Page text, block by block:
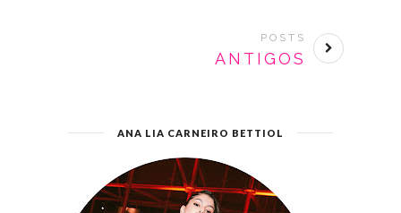
POSTS
ANTIGOS
ANA LIA CARNEIRO BETTIOL